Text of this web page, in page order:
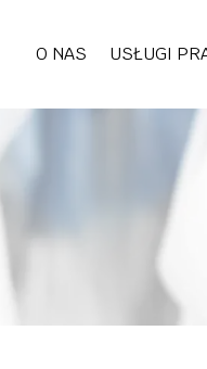
O NAS USŁUGI